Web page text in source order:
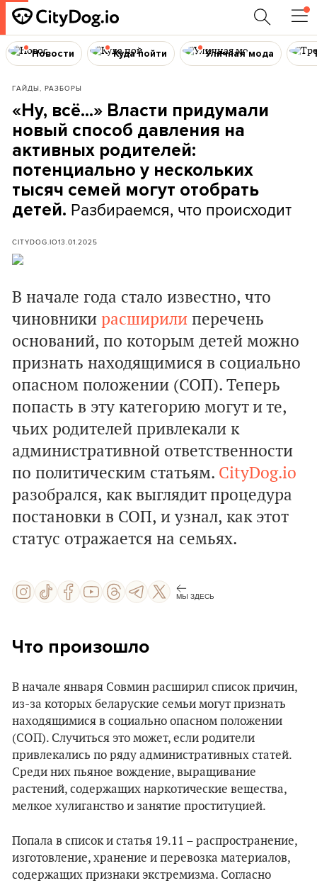
Новости Куда пойти Уличная мода
ГАЙДЫ, РАЗБОРЫ
«Ну, всё...» Власти придумали
новый способ давления на
активных родителей:
потенциально у нескольких
тысяч семей могут отобрать
детей. Разбираемся, что происходит
CITYDOG.IO13.01.2025
В начале года стало известно, что
чиновники расширили перечень
оснований, по которым детей можно
признать находящимися в социально
опасном положении (СОП). Теперь
попасть в эту категорию могут и те,
чьих родителей привлекали к
административной ответственности
по политическим статьям. CityDog.io
разобрался, как выглядит процедура
постановки в СОП, и узнал, как этот
статус отражается на семьях.
МЫ ЗДЕСЬ
Что произошло
В начале января Совмин расширил список причин,
из-за которых беларуские семьи могут признать
находящимися в социально опасном положении
(СОП). Случиться это может, если родители
привлекались по ряду административных статей.
Среди них пьяное вождение, выращивание
растений, содержащих наркотические вещества,
мелкое хулиганство и занятие проституцией.
Попала в список и статья 19.11 – распространение,
изготовление, хранение и перевозка материалов,
содержащих признаки экстремизма. Согласно